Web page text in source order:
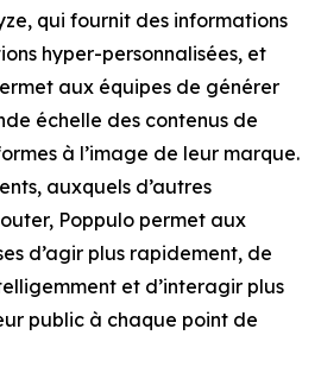
qui fournit des informations
hyper-personnalisées, et
aux équipes de générer
échelle des contenus de
à l’image de leur marque.
auxquels d’autres
Poppulo permet aux
d’agir plus rapidement, de
et d’interagir plus
public à chaque point de